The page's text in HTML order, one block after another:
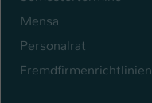
Mensa
Personalrat
Fremdfirmenrichtlinien